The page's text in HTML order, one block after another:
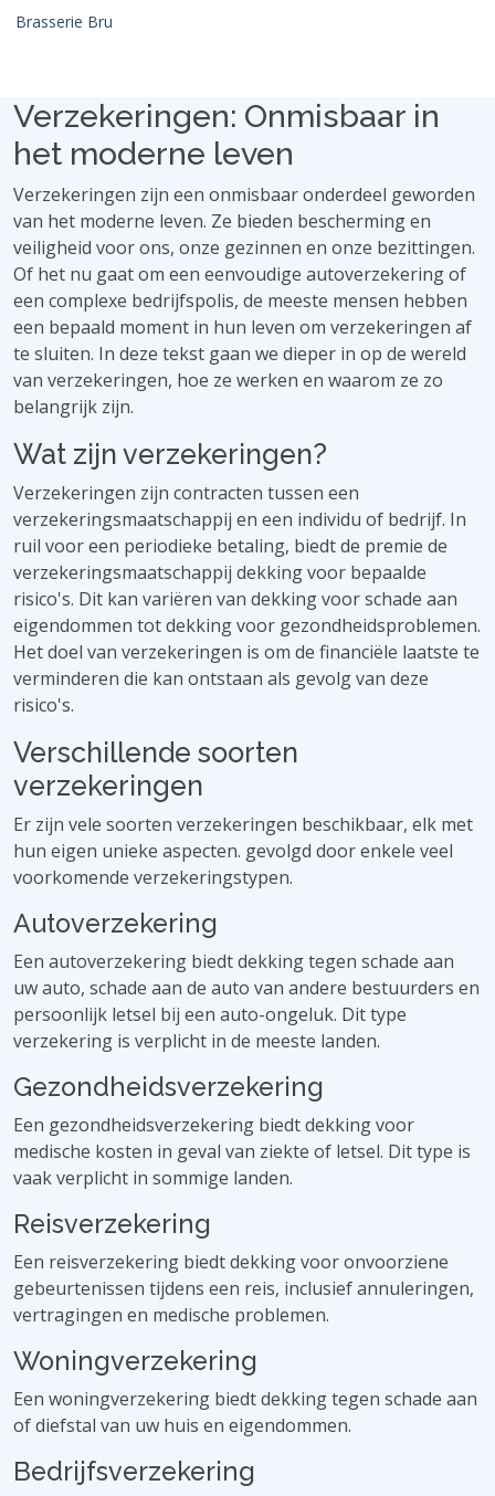
Brasserie Bru
Verzekeringen: Onmisbaar in
het moderne leven
Verzekeringen zijn een onmisbaar onderdeel geworden
van het moderne leven. Ze bieden bescherming en
veiligheid voor ons, onze gezinnen en onze bezittingen.
Of het nu gaat om een ​​eenvoudige autoverzekering of
een complexe bedrijfspolis, de meeste mensen hebben
een bepaald moment in hun leven om verzekeringen af ​​
te sluiten. In deze tekst gaan we dieper in op de wereld
van verzekeringen, hoe ze werken en waarom ze zo
belangrijk zijn.
Wat zijn verzekeringen?
Verzekeringen zijn contracten tussen een
verzekeringsmaatschappij en een individu of bedrijf. In
ruil voor een periodieke betaling, biedt de premie de
verzekeringsmaatschappij dekking voor bepaalde
risico's. Dit kan variëren van dekking voor schade aan
eigendommen tot dekking voor gezondheidsproblemen.
Het doel van verzekeringen is om de financiële laatste te
verminderen die kan ontstaan ​​als gevolg van deze
risico's.
Verschillende soorten
verzekeringen
Er zijn vele soorten verzekeringen beschikbaar, elk met
hun eigen unieke aspecten. gevolgd door enkele veel
voorkomende verzekeringstypen.
Autoverzekering
Een autoverzekering biedt dekking tegen schade aan
uw auto, schade aan de auto van andere bestuurders en
persoonlijk letsel bij een auto-ongeluk. Dit type
verzekering is verplicht in de meeste landen.
Gezondheidsverzekering
Een gezondheidsverzekering biedt dekking voor
medische kosten in geval van ziekte of letsel. Dit type is
vaak verplicht in sommige landen.
Reisverzekering
Een reisverzekering biedt dekking voor onvoorziene
gebeurtenissen tijdens een reis, inclusief annuleringen,
vertragingen en medische problemen.
Woningverzekering
Een woningverzekering biedt dekking tegen schade aan
of diefstal van uw huis en eigendommen.
Bedrijfsverzekering